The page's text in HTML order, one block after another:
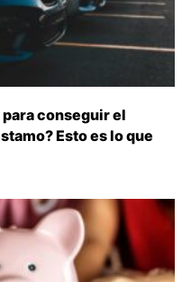
conseguir el
Esto es lo que